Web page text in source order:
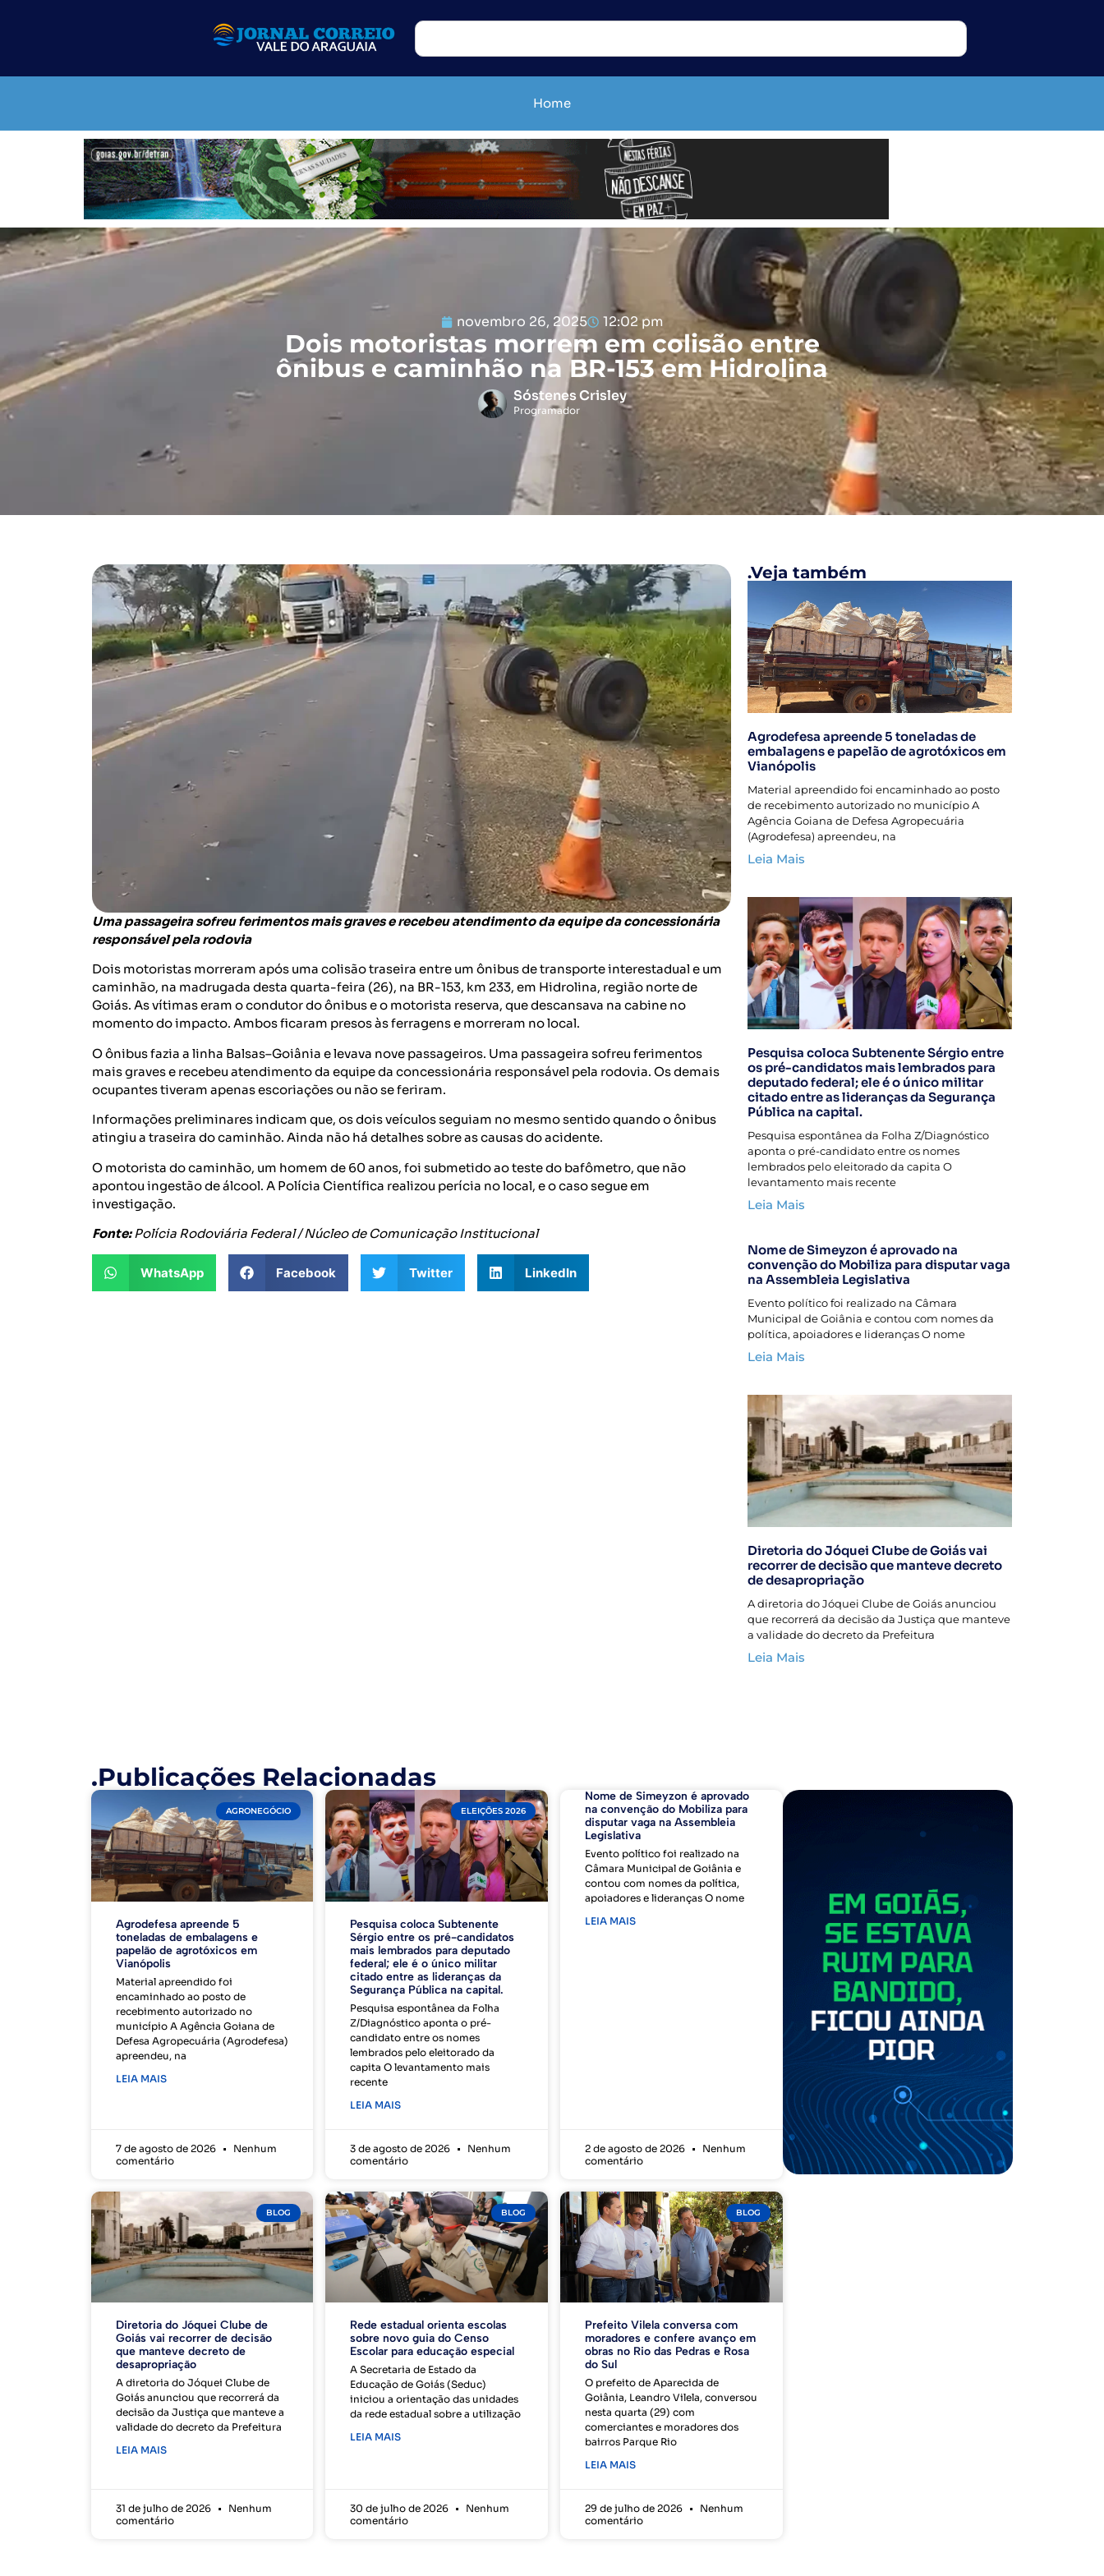
Home
novembro 26, 2025 12:02 pm
Dois motoristas morrem em colisão entre
ônibus e caminhão na BR-153 em Hidrolina
Sóstenes Crisley
Programador
Uma passageira sofreu ferimentos mais graves e recebeu atendimento da equipe da concessionária
responsável pela rodovia
Dois motoristas morreram após uma colisão traseira entre um ônibus de transporte interestadual e um
caminhão, na madrugada desta quarta-feira (26), na BR-153, km 233, em Hidrolina, região norte de
Goiás. As vítimas eram o condutor do ônibus e o motorista reserva, que descansava na cabine no
momento do impacto. Ambos ficaram presos às ferragens e morreram no local.
O ônibus fazia a linha Balsas–Goiânia e levava nove passageiros. Uma passageira sofreu ferimentos
mais graves e recebeu atendimento da equipe da concessionária responsável pela rodovia. Os demais
ocupantes tiveram apenas escoriações ou não se feriram.
Informações preliminares indicam que, os dois veículos seguiam no mesmo sentido quando o ônibus
atingiu a traseira do caminhão. Ainda não há detalhes sobre as causas do acidente.
O motorista do caminhão, um homem de 60 anos, foi submetido ao teste do bafômetro, que não
apontou ingestão de álcool. A Polícia Científica realizou perícia no local, e o caso segue em
investigação.
Fonte:Polícia Rodoviária Federal / Núcleo de Comunicação Institucional
WhatsApp Facebook Twitter LinkedIn
.Veja também
Agrodefesa apreende 5 toneladas de
embalagens e papelão de agrotóxicos em
Vianópolis
Material apreendido foi encaminhado ao posto
de recebimento autorizado no município A
Agência Goiana de Defesa Agropecuária
(Agrodefesa) apreendeu, na
Leia Mais
Pesquisa coloca Subtenente Sérgio entre
os pré-candidatos mais lembrados para
deputado federal; ele é o único militar
citado entre as lideranças da Segurança
Pública na capital.
Pesquisa espontânea da Folha Z/Diagnóstico
aponta o pré-candidato entre os nomes
lembrados pelo eleitorado da capita O
levantamento mais recente
Leia Mais
Nome de Simeyzon é aprovado na
convenção do Mobiliza para disputar vaga
na Assembleia Legislativa
Evento político foi realizado na Câmara
Municipal de Goiânia e contou com nomes da
política, apoiadores e lideranças O nome
Leia Mais
Diretoria do Jóquei Clube de Goiás vai
recorrer de decisão que manteve decreto
de desapropriação
A diretoria do Jóquei Clube de Goiás anunciou
que recorrerá da decisão da Justiça que manteve
a validade do decreto da Prefeitura
Leia Mais
.Publicações Relacionadas
AGRONEGÓCIO
Agrodefesa apreende 5
toneladas de embalagens e
papelão de agrotóxicos em
Vianópolis
Material apreendido foi
encaminhado ao posto de
recebimento autorizado no
município A Agência Goiana de
Defesa Agropecuária (Agrodefesa)
apreendeu, na
LEIA MAIS
7 de agosto de 2026
Nenhum
comentário
ELEIÇÕES 2026
Pesquisa coloca Subtenente
Sérgio entre os pré-candidatos
mais lembrados para deputado
federal; ele é o único militar
citado entre as lideranças da
Segurança Pública na capital.
Pesquisa espontânea da Folha
Z/Diagnóstico aponta o pré-
candidato entre os nomes
lembrados pelo eleitorado da
capita O levantamento mais
recente
LEIA MAIS
3 de agosto de 2026
Nenhum
comentário
Nome de Simeyzon é aprovado
na convenção do Mobiliza para
disputar vaga na Assembleia
Legislativa
Evento político foi realizado na
Câmara Municipal de Goiânia e
contou com nomes da política,
apoiadores e lideranças O nome
LEIA MAIS
2 de agosto de 2026
Nenhum
comentário
BLOG
Diretoria do Jóquei Clube de
Goiás vai recorrer de decisão
que manteve decreto de
desapropriação
A diretoria do Jóquei Clube de
Goiás anunciou que recorrerá da
decisão da Justiça que manteve a
validade do decreto da Prefeitura
LEIA MAIS
31 de julho de 2026
Nenhum
comentário
BLOG
Rede estadual orienta escolas
sobre novo guia do Censo
Escolar para educação especial
A Secretaria de Estado da
Educação de Goiás (Seduc)
iniciou a orientação das unidades
da rede estadual sobre a utilização
LEIA MAIS
30 de julho de 2026
Nenhum
comentário
BLOG
Prefeito Vilela conversa com
moradores e confere avanço em
obras no Rio das Pedras e Rosa
do Sul
O prefeito de Aparecida de
Goiânia, Leandro Vilela, conversou
nesta quarta (29) com
comerciantes e moradores dos
bairros Parque Rio
LEIA MAIS
29 de julho de 2026
Nenhum
comentário